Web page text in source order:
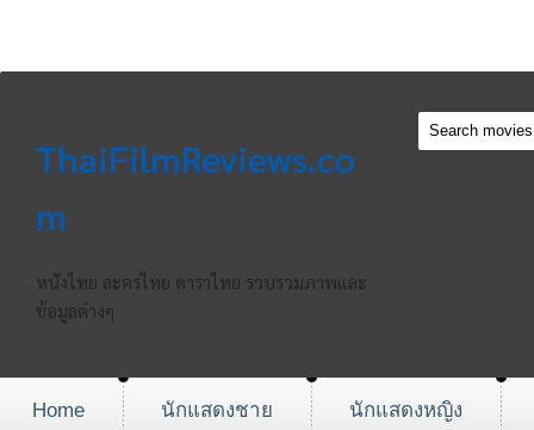
ThaiFilmReviews.co
m
หนังไทย ละครไทย ดาราไทย รวบรวมภาพและ
ข้อมูลต่างๆ
Home นักแสดงชาย นักแสดงหญิง